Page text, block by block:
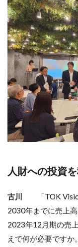
人財への投資
古川
「TOK
2030年までに売上
2023年12月期の売
えで何が必要ですか。